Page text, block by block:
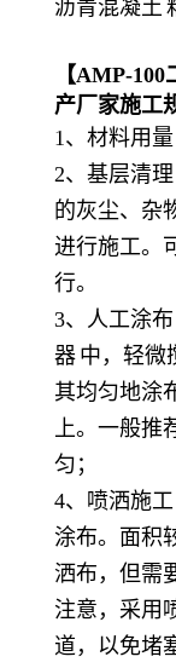
沥青混凝土
【AMP-100
产厂家施工
1、材料用
2、基层清
的灰尘、杂
进行施工。
行。
3、人工涂
器 中，轻微
其均匀地涂
上。一般
匀；
4、喷洒施
涂布。面积
洒布，但需
注意，采用
道，以免堵